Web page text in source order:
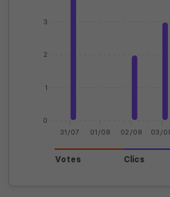
0
1
2
3
31/07 01/08 02/08 03/
Votes Clics